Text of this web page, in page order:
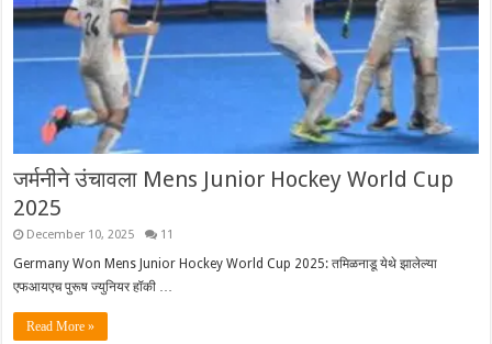
जर्मनीने उंचावला Mens Junior Hockey World Cup
2025
December 10, 2025 11
Germany Won Mens Junior Hockey World Cup 2025: तमिळनाडू येथे झालेल्या
एफआयएच पुरूष ज्युनियर हॉकी …
Read More »